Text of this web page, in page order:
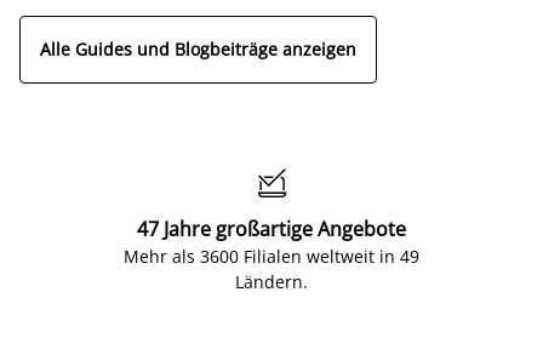
Alle Guides und Blogbeiträge anzeigen

47 Jahre großartige Angebote
Mehr als 3600 Filialen weltweit in 49
Ländern.